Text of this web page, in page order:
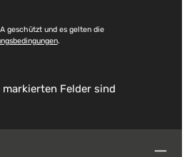
geschützt und es gelten die
.
Felder sind